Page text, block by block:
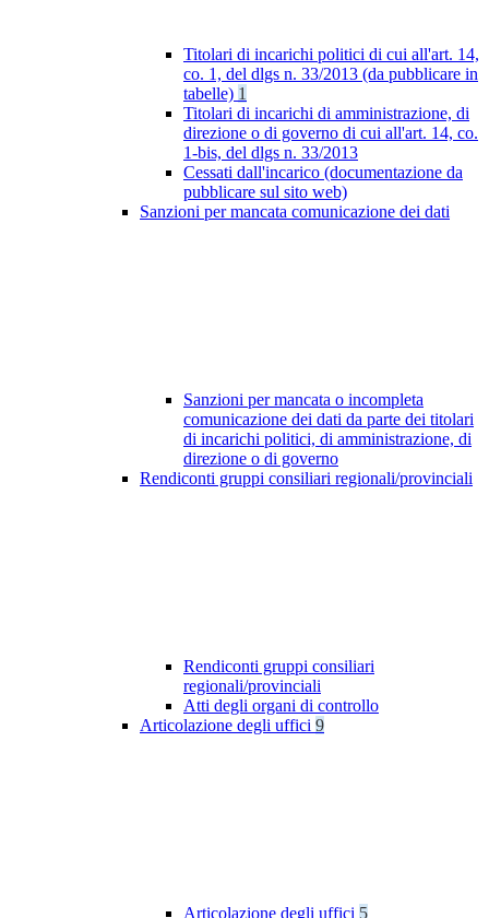
Titolari di incarichi politici di cui all'art. 14,
co. 1, del dlgs n. 33/2013 (da pubblicare in
tabelle) 1
Titolari di incarichi di amministrazione, di
direzione o di governo di cui all'art. 14, co.
1-bis, del dlgs n. 33/2013
Cessati dall'incarico (documentazione da
pubblicare sul sito web)
Sanzioni per mancata comunicazione dei dati
Sanzioni per mancata o incompleta
comunicazione dei dati da parte dei titolari
di incarichi politici, di amministrazione, di
direzione o di governo
Rendiconti gruppi consiliari regionali/provinciali
Rendiconti gruppi consiliari
regionali/provinciali
Atti degli organi di controllo
Articolazione degli uffici 9
Articolazione degli uffici 5